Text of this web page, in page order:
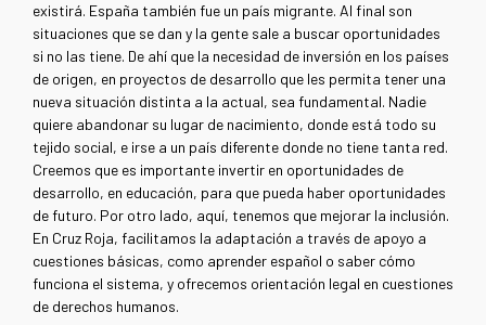
existirá. España también fue un país migrante. Al final son
situaciones que se dan y la gente sale a buscar oportunidades
si no las tiene. De ahí que la necesidad de inversión en los países
de origen, en proyectos de desarrollo que les permita tener una
nueva situación distinta a la actual, sea fundamental. Nadie
quiere abandonar su lugar de nacimiento, donde está todo su
tejido social, e irse a un país diferente donde no tiene tanta red.
Creemos que es importante invertir en oportunidades de
desarrollo, en educación, para que pueda haber oportunidades
de futuro. Por otro lado, aquí, tenemos que mejorar la inclusión.
En Cruz Roja, facilitamos la adaptación a través de apoyo a
cuestiones básicas, como aprender español o saber cómo
funciona el sistema, y ofrecemos orientación legal en cuestiones
de derechos humanos.